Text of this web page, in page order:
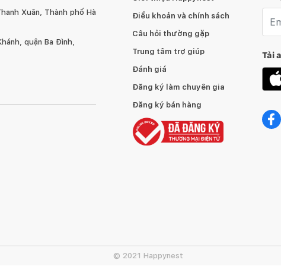
nên dùng sáp và xi bóng gỗ để chà sạch và làm mới ít
gỗ hoặc những tì vết tự nhiên mà không làm ảnh hưởng
Xuân, Thành phố Hà
quận Ba Đình,
Điều khoản và chính sách
Câu hỏi thường gặp
Trung tâm trợ giúp
Đánh giá
Đăng ký làm chuyên gia
Đăng ký bán hàng
Tải
© 2021 Happynest